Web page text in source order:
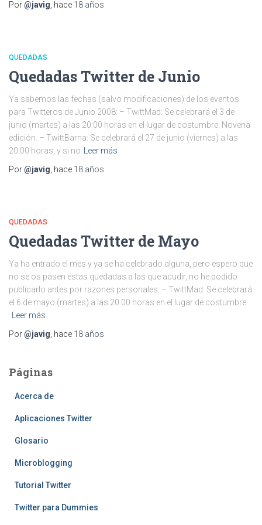
Por@javig , hace 18 años
QUEDADAS
Quedadas Twitter de Junio
Ya sabemos las fechas (salvo modificaciones) de los eventos
para Twitteros de Junio 2008: – TwittMad: Se celebrará el 3 de
junio (martes) a las 20:00 horas en el lugar de costumbre. Novena
edición. – TwittBarna: Se celebrará el 27 de junio (viernes) a las
20:00 horas, y si no
Leer más
Por@javig , hace 18 años
QUEDADAS
Quedadas Twitter de Mayo
Ya ha entrado el mes y ya se ha celebrado alguna, pero espero que
no se os pasen éstas quedadas a las que acudir, no he podido
publicarlo antes por razones personales: – TwittMad: Se celebrará
el 6 de mayo (martes) a las 20:00 horas en el lugar de costumbre.
Leer más
Por@javig , hace 18 años
Páginas
Acerca de
Aplicaciones Twitter
Glosario
Microblogging
Tutorial Twitter
Twitter para Dummies